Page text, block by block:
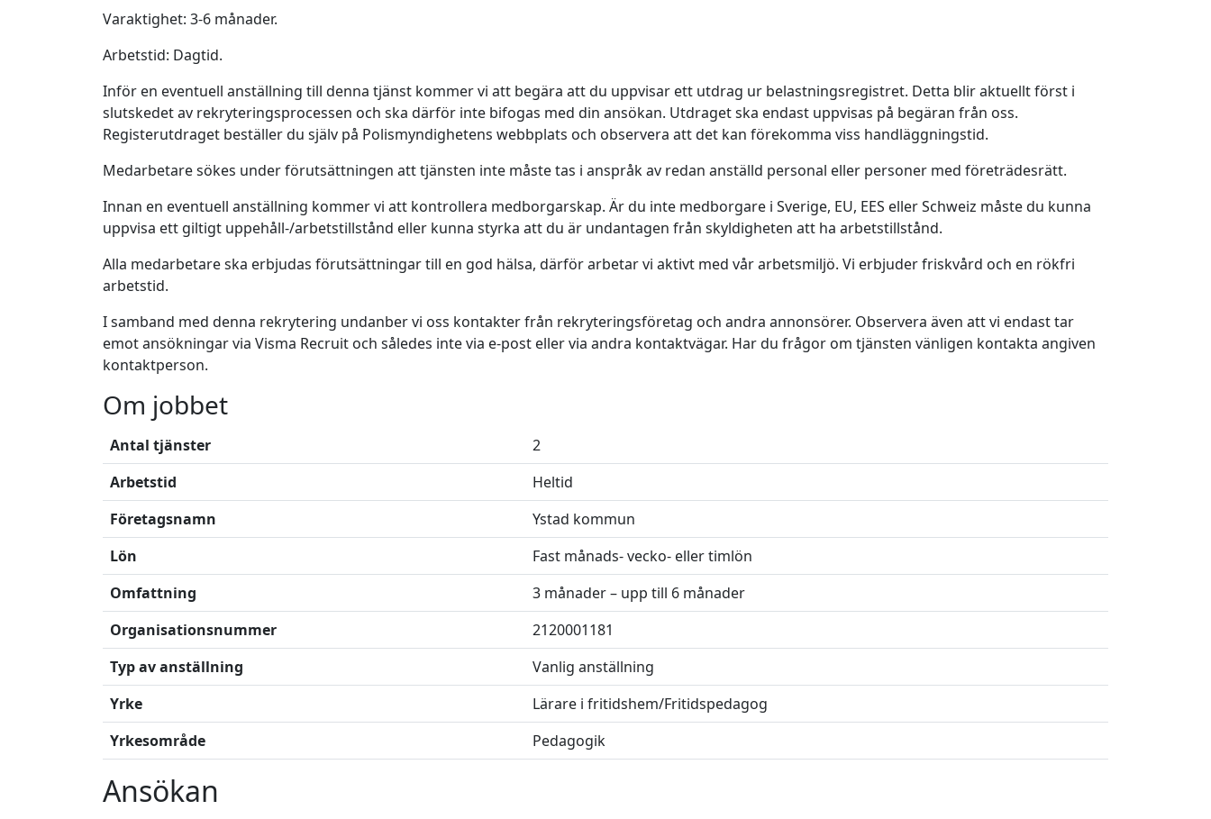
Varaktighet: 3-6 månader.
Arbetstid: Dagtid.
Inför en eventuell anställning till denna tjänst kommer vi att begära att du uppvisar ett utdrag ur belastningsregistret. Detta blir aktuellt först i
slutskedet av rekryteringsprocessen och ska därför inte bifogas med din ansökan. Utdraget ska endast uppvisas på begäran från oss.
Registerutdraget beställer du själv på Polismyndighetens webbplats och observera att det kan förekomma viss handläggningstid.
Medarbetare sökes under förutsättningen att tjänsten inte måste tas i anspråk av redan anställd personal eller personer med företrädesrätt.
Innan en eventuell anställning kommer vi att kontrollera medborgarskap. Är du inte medborgare i Sverige, EU, EES eller Schweiz måste du kunna
uppvisa ett giltigt uppehåll-/arbetstillstånd eller kunna styrka att du är undantagen från skyldigheten att ha arbetstillstånd.
Alla medarbetare ska erbjudas förutsättningar till en god hälsa, därför arbetar vi aktivt med vår arbetsmiljö. Vi erbjuder friskvård och en rökfri
arbetstid.
I samband med denna rekrytering undanber vi oss kontakter från rekryteringsföretag och andra annonsörer. Observera även att vi endast tar
emot ansökningar via Visma Recruit och således inte via e-post eller via andra kontaktvägar. Har du frågor om tjänsten vänligen kontakta angiven
kontaktperson.
Om jobbet
Antal tjänster
2
Arbetstid
Heltid
Företagsnamn
Ystad kommun
Lön
Fast månads- vecko- eller timlön
Omfattning
3 månader – upp till 6 månader
Organisationsnummer
2120001181
Typ av anställning
Vanlig anställning
Yrke
Lärare i fritidshem/Fritidspedagog
Yrkesområde
Pedagogik
Ansökan